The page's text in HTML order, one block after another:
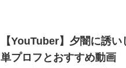
【YouTuber】夕闇に誘
単プロフとおすすめ動画